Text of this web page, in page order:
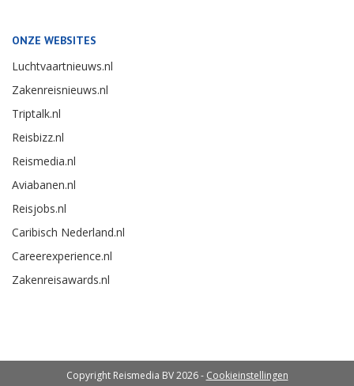
ONZE WEBSITES
Luchtvaartnieuws.nl
Zakenreisnieuws.nl
Triptalk.nl
Reisbizz.nl
Reismedia.nl
Aviabanen.nl
Reisjobs.nl
Caribisch Nederland.nl
Careerexperience.nl
Zakenreisawards.nl
Copyright Reismedia BV 2026 - Cookieinstellingen